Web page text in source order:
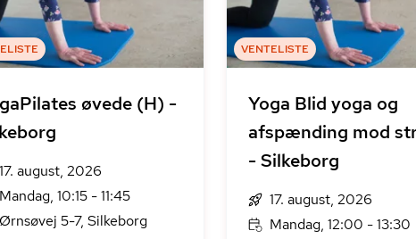
øvede (H) -
17. august, 2026
Mandag, 10:15 - 11:45
Ørnsøvej 5-7, Silkeborg
VENTELISTE
Yoga Blid yoga og
afspænding mod
- Silkeborg
17. august, 2026
Mandag, 12:00 - 13:30